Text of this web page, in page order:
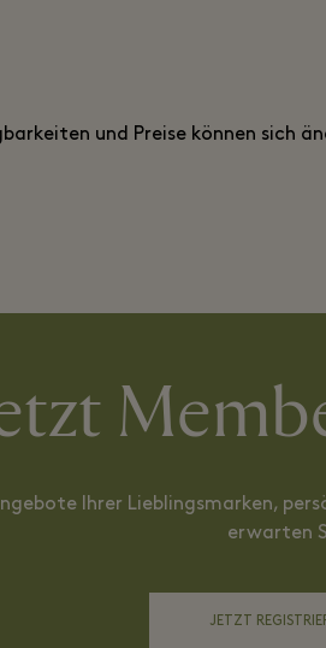
und Preise können sich
Ihrer Lieblingsmarken,
erwarten
JETZT